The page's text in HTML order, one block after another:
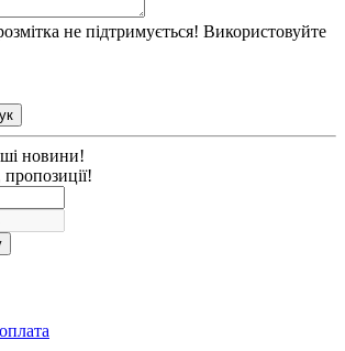
не підтримується! Використовуйте
новини!